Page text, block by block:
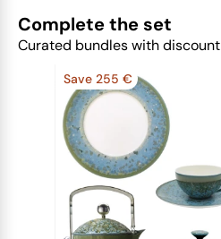
Complete the set
Curated bundles with discount
Save 255 €